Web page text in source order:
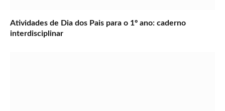
Atividades de Dia dos Pais para o 1º ano: caderno
interdisciplinar